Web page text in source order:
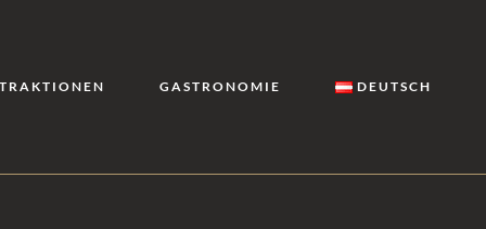
GASTRONOMIE DEUTSCH